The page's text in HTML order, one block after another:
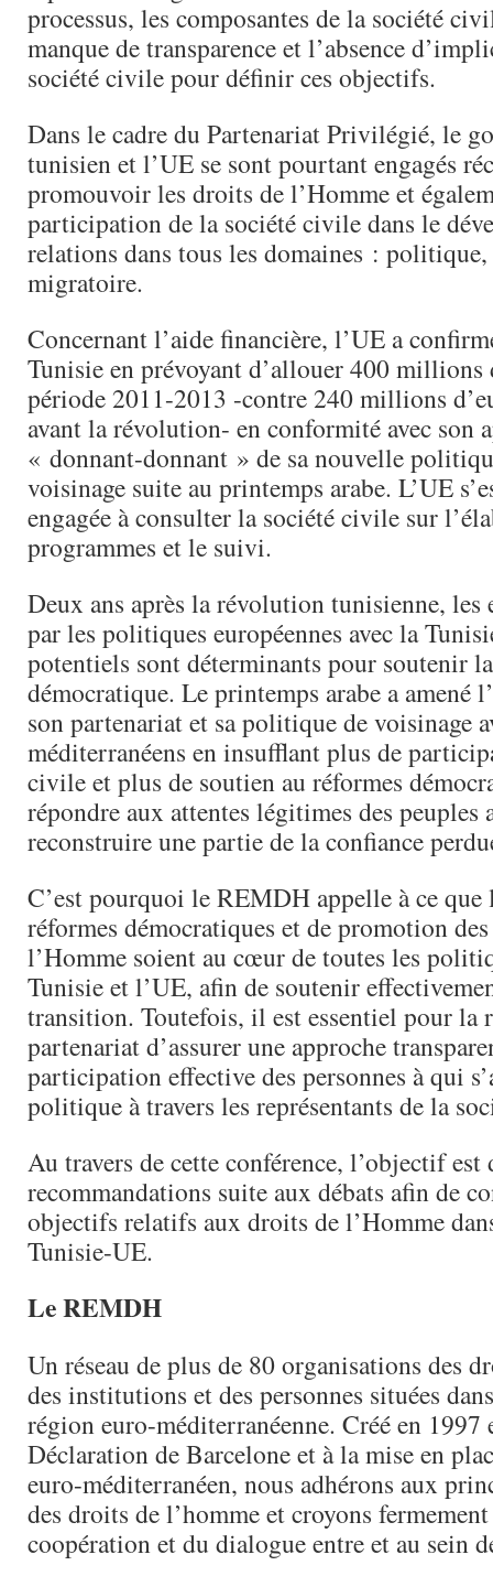
processus, les composantes de la société
manque de transparence et l’absence
société civile pour définir ces objectifs.
Dans le cadre du Partenariat Privilégié, le
tunisien et l’UE se sont pourtant engagés
promouvoir les droits de l’Homme et
participation de la société civile dans le
relations dans tous les domaines :
migratoire.
Concernant l’aide financière, l’UE a
Tunisie en prévoyant d’allouer 400 millions
période 2011-2013 -contre 240 millions
avant la révolution- en conformité avec son
« donnant-donnant » de sa nouvelle
voisinage suite au printemps arabe. L’UE
engagée à consulter la société civile sur
programmes et le suivi.
Deux ans après la révolution tunisienne, les
par les politiques européennes avec la
potentiels sont déterminants pour soutenir
démocratique. Le printemps arabe a amené
son partenariat et sa politique de voisinage
méditerranéens en insufflant plus de
civile et plus de soutien au réformes
répondre aux attentes légitimes des peuples
reconstruire une partie de la confiance
C’est pourquoi le REMDH appelle à ce
réformes démocratiques et de promotion
l’Homme soient au cœur de toutes les
Tunisie et l’UE, afin de soutenir
transition. Toutefois, il est essentiel pour la
partenariat d’assurer une approche
participation effective des personnes à qui
politique à travers les représentants de la
Au travers de cette conférence, l’objectif est
recommandations suite aux débats afin de
objectifs relatifs aux droits de l’Homme
Tunisie-UE.
Le REMDH
Un réseau de plus de 80 organisations des
des institutions et des personnes situées
région euro-méditerranéenne. Créé en 1997
Déclaration de Barcelone et à la mise en
euro-méditerranéen, nous adhérons aux
des droits de l’homme et croyons
coopération et du dialogue entre et au sein